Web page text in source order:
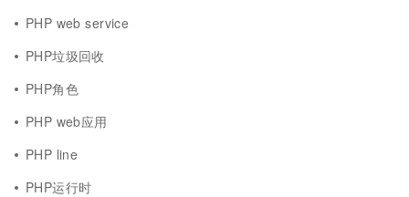
PHP web service
PHP垃圾回收
PHP角色
PHP web应用
PHP line
PHP运行时